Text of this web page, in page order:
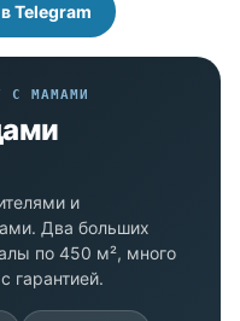
Telegram
С МАМАМИ
и
Два больших
по 450 м², много
гарантией.